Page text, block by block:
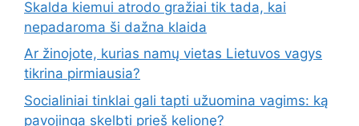
Skalda kiemui atrodo gražiai tik tada, kai
nepadaroma ši dažna klaida
Ar žinojote, kurias namų vietas Lietuvos vagys
tikrina pirmiausia?
Socialiniai tinklai gali tapti užuomina vagims: ką
pavojinga skelbti prieš kelionę?